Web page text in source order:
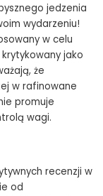
jedzenia
wydarzeniu!
w celu
jako
że
w rafinowane
promuje
wagi.
recenzji w
od